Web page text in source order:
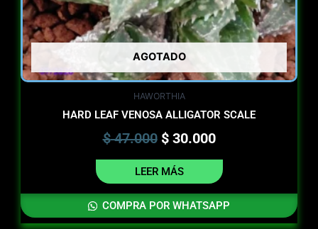
AGOTADO
HAWORTHIA
HARD LEAF VENOSA ALLIGATOR SCALE
$47.000 $30.000
LEER MÁS
COMPRA POR WHATSAPP